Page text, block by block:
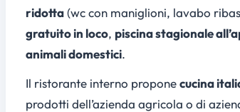
ridotta(wc con maniglioni, lavabo
gratuito in loco, piscina stagionale
animali domestici.
Il ristorante interno proponecucina
prodotti dell’azienda agricola o di